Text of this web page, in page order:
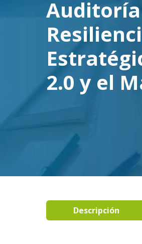
2.0 y el
Descripción